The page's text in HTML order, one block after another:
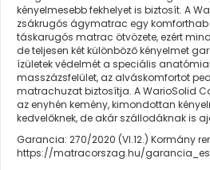
kényelmesebb fekhelyet is biztosít. A
zsákrugós ágymatrac egy
táskarugós matrac ötvözete, ezért
de teljesen két különböző kényelmet
ízületek védelmét a speciális
masszázsfelület, az alváskomfortot
matrachuzat biztosítja. A WarioSolid
az enyhén kemény, kimondottan
kedvelőknek, de akár szállodáknak is
Garancia: 270/2020 (VI.12.) Kormány
https://matracorszag.hu/